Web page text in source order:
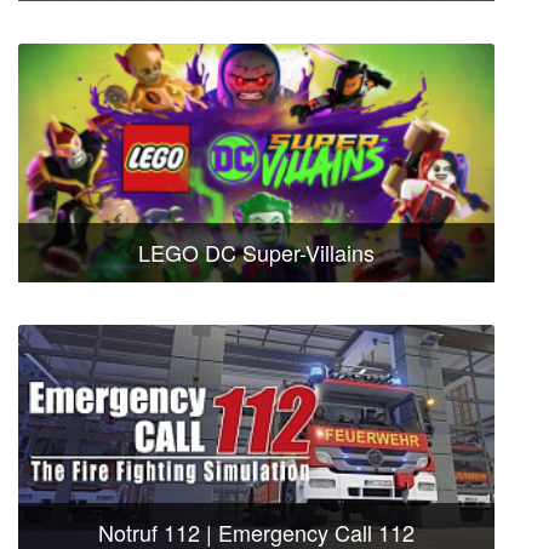
LEGO DC Super-Villains
Notruf 112 | Emergency Call 112